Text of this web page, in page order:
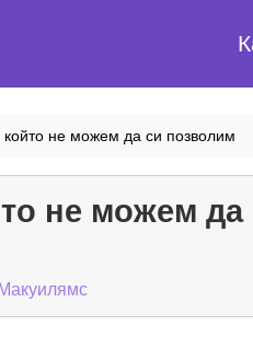
не можем да си позволим
не можем